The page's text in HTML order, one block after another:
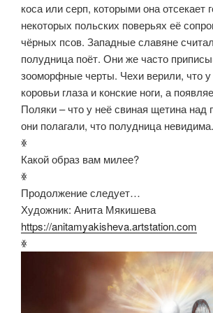
коса или серп, которыми она
некоторых польских поверьях её
чёрных псов. Западные славяне
полудница поёт. Они же часто
зооморфные черты. Чехи верили, что
коровьи глаза и конские ноги, а
Поляки – что у неё свиная щетина над
они полагали, что полудница невидима.
ꏍ
Какой образ вам милее?
ꏍ
Продолжение следует…
Художник: Анита Мякишева
https://anitamyakisheva.artstation.com
ꏍ